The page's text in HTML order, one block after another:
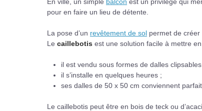
pour en faire un lieu de détente.
La pose d’un revêtement de sol permet de créer
Le caillebotis est une solution facile à mettre
il est vendu sous formes de dalles
il s’installe en quelques heures ;
ses dalles de 50 x 50 cm conviennent
Le caillebotis peut être en bois de teck ou